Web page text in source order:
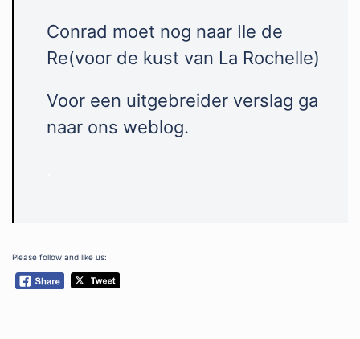
Conrad moet nog naar Ile de
Re(voor de kust van La Rochelle)
Voor een uitgebreider verslag ga
naar ons weblog.
Please follow and like us: